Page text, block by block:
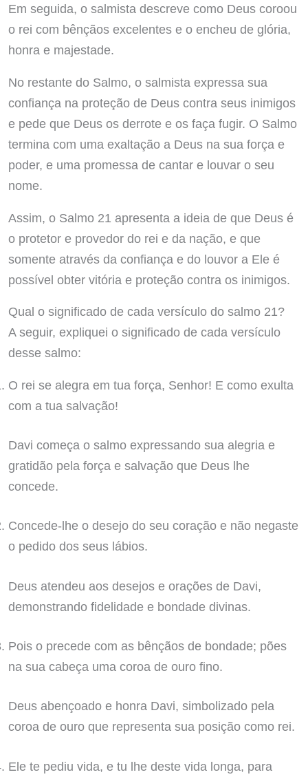
Em seguida, o salmista descreve como Deus coroou
o rei com bênçãos excelentes e o encheu de glória,
honra e majestade.
No restante do Salmo, o salmista expressa sua
confiança na proteção de Deus contra seus inimigos
e pede que Deus os derrote e os faça fugir. O Salmo
termina com uma exaltação a Deus na sua força e
poder, e uma promessa de cantar e louvar o seu
nome.
Assim, o Salmo 21 apresenta a ideia de que Deus é
o protetor e provedor do rei e da nação, e que
somente através da confiança e do louvor a Ele é
possível obter vitória e proteção contra os inimigos.
Qual o significado de cada versículo do salmo 21?
A seguir, expliquei o significado de cada versículo
desse salmo:
O rei se alegra em tua força, Senhor! E como exulta
com a tua salvação!
Davi começa o salmo expressando sua alegria e
gratidão pela força e salvação que Deus lhe
concede.
Concede-lhe o desejo do seu coração e não negaste
o pedido dos seus lábios.
Deus atendeu aos desejos e orações de Davi,
demonstrando fidelidade e bondade divinas.
Pois o precede com as bênçãos de bondade; pões
na sua cabeça uma coroa de ouro fino.
Deus abençoado e honra Davi, simbolizado pela
coroa de ouro que representa sua posição como rei.
Ele te pediu vida, e tu lhe deste vida longa, para